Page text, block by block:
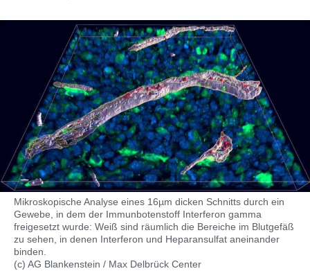
Mikroskopische Analyse eines 16µm dicken Schnitts durch ein
Gewebe, in dem der Immunbotenstoff Interferon gamma
freigesetzt wurde: Weiß sind räumlich die Bereiche im Blutgefäß
zu sehen, in denen Interferon und Heparansulfat aneinander
binden.
(c) AG Blankenstein / Max Delbrück Center